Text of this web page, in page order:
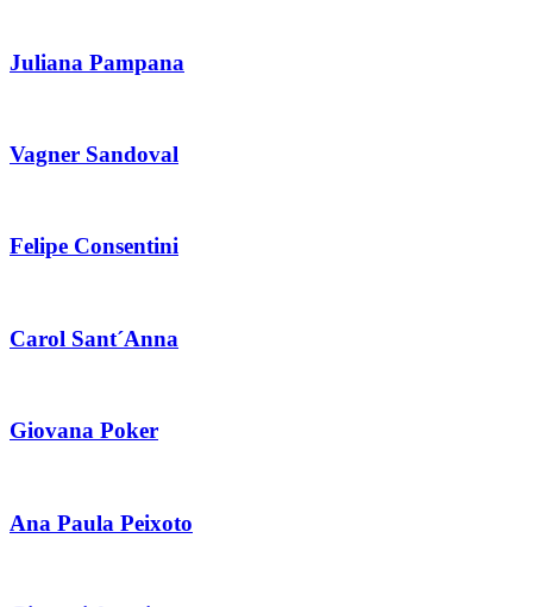
Juliana Pampana
Vagner Sandoval
Felipe Consentini
Carol Sant´Anna
Giovana Poker
Ana Paula Peixoto